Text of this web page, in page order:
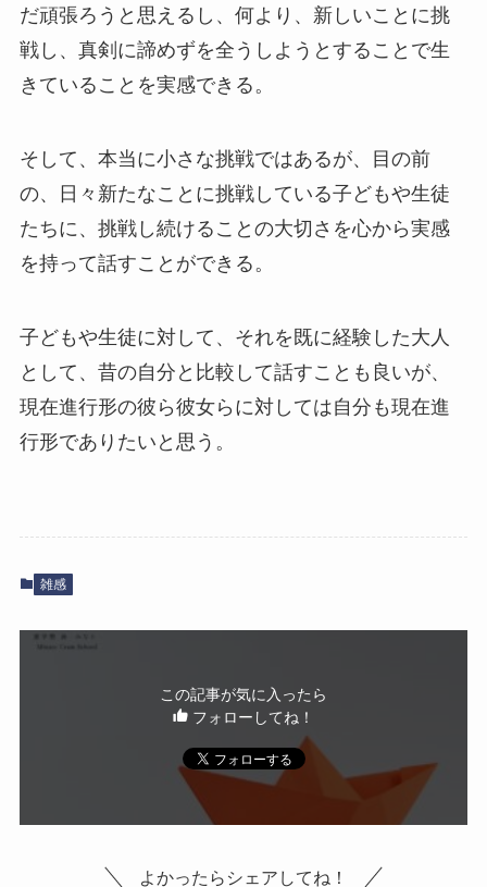
だ頑張ろうと思えるし、何より、新しいことに挑
戦し、真剣に諦めずを全うしようとすることで生
きていることを実感できる。
そして、本当に小さな挑戦ではあるが、目の前
の、日々新たなことに挑戦している子どもや生徒
たちに、挑戦し続けることの大切さを心から実感
を持って話すことができる。
子どもや生徒に対して、それを既に経験した大人
として、昔の自分と比較して話すことも良いが、
現在進行形の彼ら彼女らに対しては自分も現在進
行形でありたいと思う。
雑感
この記事が気に入ったら
フォローしてね！
よかったらシェアしてね！